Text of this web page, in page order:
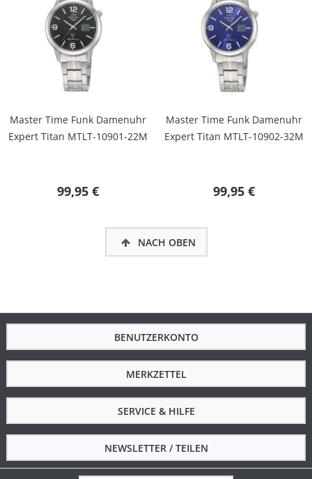
Master Time Funk Damenuhr
Expert Titan MTLT-10901-22M
99,95 €
Master Time Funk Damenuhr
Expert Titan MTLT-10902-32M
99,95 €
NACH OBEN
BENUTZERKONTO
MERKZETTEL
SERVICE & HILFE
NEWSLETTER / TEILEN